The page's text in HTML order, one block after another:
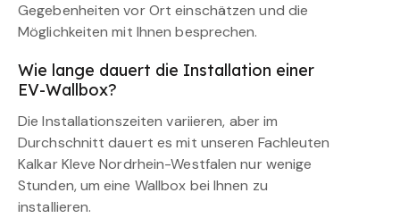
Gegebenheiten vor Ort einschätzen und die
Möglichkeiten mit Ihnen besprechen.
Wie lange dauert die Installation einer
EV-Wallbox?
Die Installationszeiten variieren, aber im
Durchschnitt dauert es mit unseren Fachleuten
Kalkar Kleve Nordrhein-Westfalen nur wenige
Stunden, um eine Wallbox bei Ihnen zu
installieren.